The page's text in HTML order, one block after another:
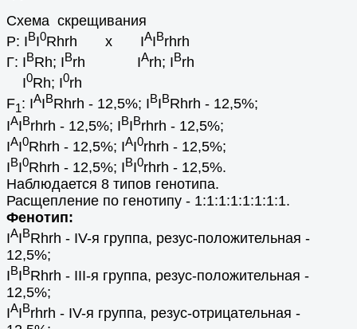
Схема скрещивания
Р: IBI0Rhrh х IAIBrhrh
Г: IBRh; IBrh IArh; IBrh
I0Rh; I0rh
F1: IАIВRhrh - 12,5%; IВIBRhrh - 12,5%;
IAIBrhrh - 12,5%; IBIBrhrh - 12,5%;
IAI0Rhrh - 12,5%; IAI0rhrh - 12,5%;
IBI0Rhrh - 12,5%; IBI0rhrh - 12,5%.
Наблюдается 8 типов генотипа.
Расщепление по генотипу - 1:1:1:1:1:1:1:1.
Фенотип:
IАIВRhrh - IV-я группа, резус-положительная -
12,5%;
IВIBRhrh - III-я группа, резус-положительная -
12,5%;
IAIBrhrh - IV-я группа, резус-отрицательная -